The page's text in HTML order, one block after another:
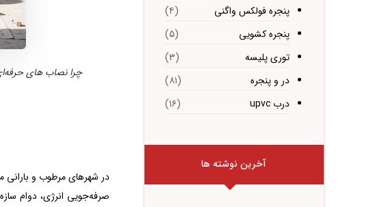
چرا نصاب های
در شهرهای مرطوب و بارانی
صرفه‌جویی انرژی، دوام
پنجره فولکس واگنی
(۴)
پنجره کشویی
(۵)
توری پلیسه
(۳)
در و پنجره
(۸۱)
درب upvc
(۱۶)
آخرین نوشته ها